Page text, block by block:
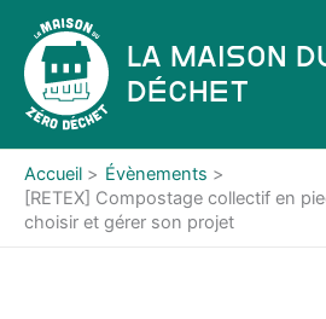
contenu
La Maison
Déchet
Accueil
Évènements
[RETEX] Compostage collectif en
choisir et gérer son projet